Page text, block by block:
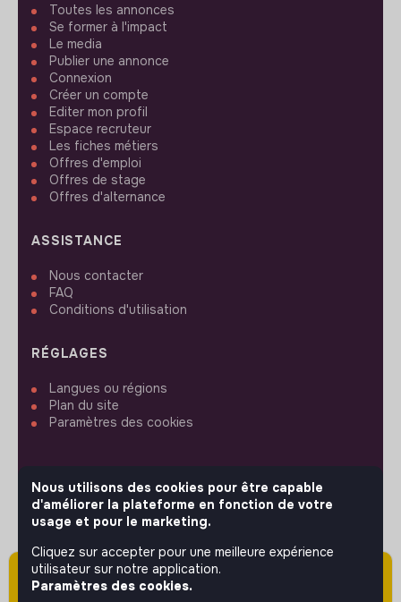
Attention cette annonce a été publiée il y a
plus de 60 jours (le 06/05/2026) et est sans
Toutes les annonces
Se former à l'impact
Le media
Publier une annonce
Connexion
Créer un compte
Editer mon profil
Espace recruteur
Les fiches métiers
Offres d'emploi
Offres de stage
Offres d'alternance
ASSISTANCE
Nous contacter
FAQ
Conditions d'utilisation
RÉGLAGES
Langues ou régions
Plan du site
Paramètres des cookies
SUIVEZ-NOUS
© 2026 jobs that makesense.
Nous utilisons des cookies pour être capable
d'améliorer la plateforme en fonction de votre
usage et pour le marketing.
Cliquez sur accepter pour une meilleure expérience
utilisateur sur notre application.
Paramètres des cookies.